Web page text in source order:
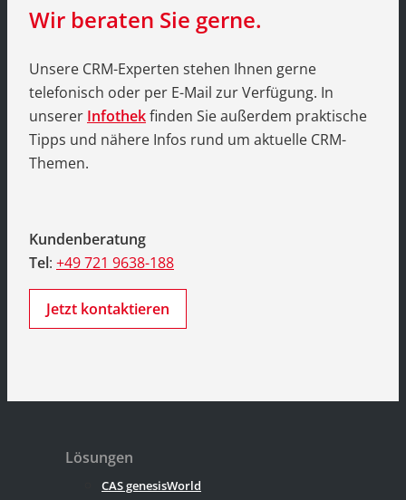
Wir beraten Sie gerne.
Unsere CRM-Experten stehen Ihnen gerne
telefonisch oder per E-Mail zur Verfügung. In
unserer Infothekfinden Sie außerdem praktische
Tipps und nähere Infos rund um aktuelle CRM-
Themen.
Kundenberatung
Tel: +49 721 9638-188
Jetzt kontaktieren
Lösungen
CAS genesisWorld